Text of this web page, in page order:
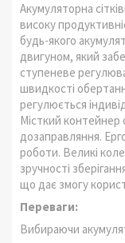
Акумуляторна
високу
будь-якого
двигуном, який
ступеневе
швидкості
регулюється
Місткий контейнер
дозаправляння.
роботи. Великі
зручності
що дає змогу
Переваги:
Вибираючи